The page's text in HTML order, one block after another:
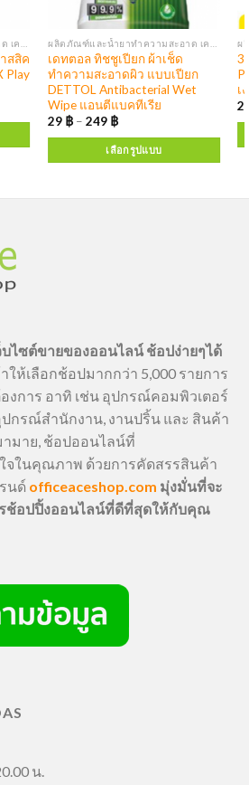
สสิค
Play
เดทตอล ทิชชูเปียก ผ้าเช็ด
ทำความสะอาดผิว แบบเปียก
DETTOL Antibacterial Wet
Wipe แอนตีแบคทีเรีย
29 ฿ –249 ฿
เลือกรูปแบบ
เ
บไซต์ขายของออนไลน์ ช้อปง่ายๆได้
ให้เลือกช้อปมากกว่า 5,000 รายการ
การ อาทิ เช่น อุปกรณ์คอมพิวเตอร์
ปกรณ์สำนักงาน, งานปริ้น และ สินค้า
มาย, ช้อปออนไลน์ที่
จในคุณภาพ ด้วยการคัดสรรสินค้า
นด์ officeaceshop.com มุ่งมั่นที่จะ
ช้อปปิ้งออนไลน์ที่ดีที่สุดให้กับคุณ
น.